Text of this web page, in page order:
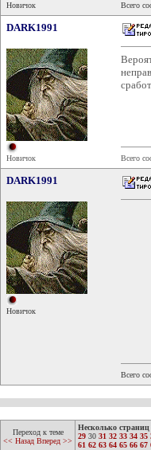
Новичок Всего
DARK1991
Новичок Всего
DARK1991
Новичок
Всего
Переход к теме
<< Назад Вперед >>
Несколько страниц
29 30 31 32 33 34 35
61 62 63 64 65 66 67